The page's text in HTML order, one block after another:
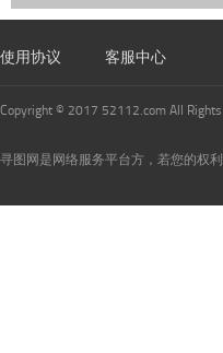
使用协议 客服中心
Copyright © 2017 52112.com All
寻图网是网络服务平台方，若您的权